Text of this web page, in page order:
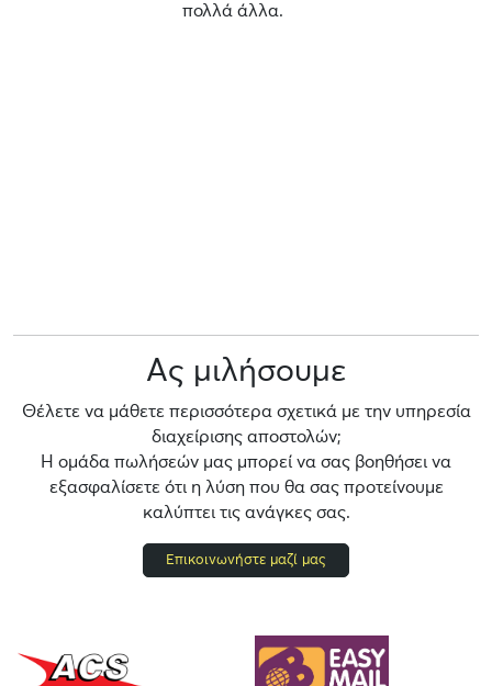
πολλά άλλα.
Ας μιλήσουμε
Θέλετε να μάθετε περισσότερα σχετικά με την υπηρεσία
διαχείρισης αποστολών;
Η ομάδα πωλήσεών μας μπορεί να σας βοηθήσει να
εξασφαλίσετε ότι η λύση που θα σας προτείνουμε
καλύπτει τις ανάγκες σας.
Επικοινωνήστε μαζί μας